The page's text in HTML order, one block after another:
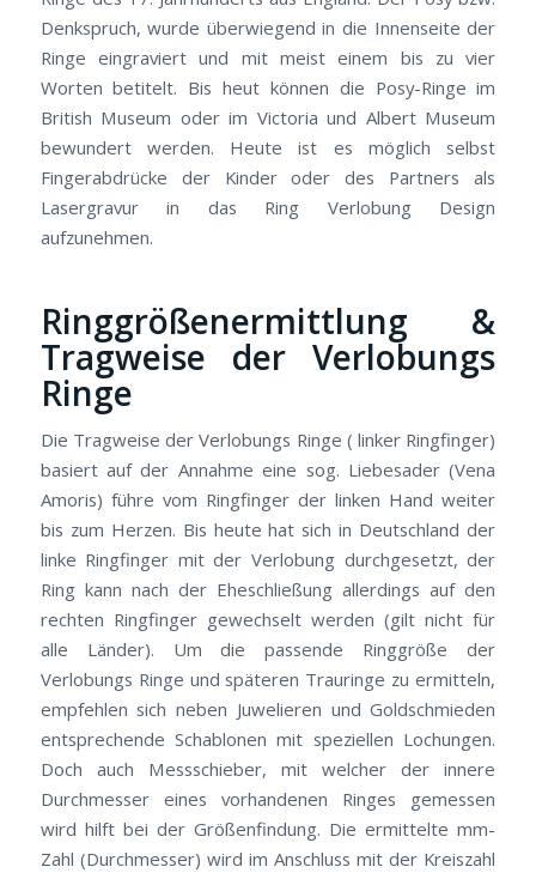
Denkspruch, wurde überwiegend in die Innenseite der
Ringe eingraviert und mit meist einem bis zu vier
Worten betitelt. Bis heut können die Posy-Ringe im
British Museum oder im Victoria und Albert Museum
bewundert werden. Heute ist es möglich selbst
Fingerabdrücke der Kinder oder des Partners als
Lasergravur in das Ring Verlobung Design
aufzunehmen.
Ringgrößenermittlung &
Tragweise der Verlobungs
Ringe
Die Tragweise der Verlobungs Ringe ( linker Ringfinger)
basiert auf der Annahme eine sog. Liebesader (Vena
Amoris) führe vom Ringfinger der linken Hand weiter
bis zum Herzen. Bis heute hat sich in Deutschland der
linke Ringfinger mit der Verlobung durchgesetzt, der
Ring kann nach der Eheschließung allerdings auf den
rechten Ringfinger gewechselt werden (gilt nicht für
alle Länder). Um die passende Ringgröße der
Verlobungs Ringe und späteren Trauringe zu ermitteln,
empfehlen sich neben Juwelieren und Goldschmieden
entsprechende Schablonen mit speziellen Lochungen.
Doch auch Messschieber, mit welcher der innere
Durchmesser eines vorhandenen Ringes gemessen
wird hilft bei der Größenfindung. Die ermittelte mm-
Zahl (Durchmesser) wird im Anschluss mit der Kreiszahl